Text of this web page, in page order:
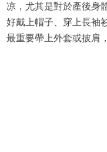
凉，尤其是對於產後身
好戴上帽子、穿上長袖
最重要帶上外套或披肩